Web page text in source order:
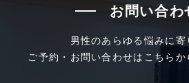
お問い合わ
男性のあらゆる悩みに寄
ご予約・お問い合わせはこちらか